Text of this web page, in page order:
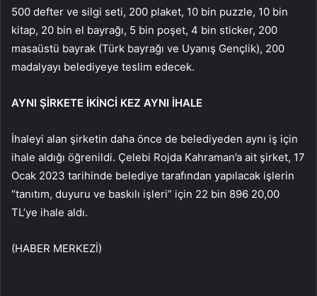
500 defter ve silgi seti, 200 plaket, 10 bin puzzle, 10 bin
kitap, 20 bin el bayrağı, 5 bin poşet, 4 bin sticker, 200
masaüstü bayrak (Türk bayrağı ve Uyanış Gençlik), 200
madalyayı belediyeye teslim edecek.
AYNI ŞİRKETE İKİNCİ KEZ AYNI İHALE
İhaleyi alan şirketin daha önce de belediyeden aynı iş için
ihale aldığı öğrenildi. Çelebi Rojda Kahraman’a ait şirket, 17
Ocak 2023 tarihinde belediye tarafından yapılacak işlerin
“tanıtım, duyuru ve baskılı işleri” için 22 bin 896 20,00
TL’ye ihale aldı.
(HABER MERKEZİ)